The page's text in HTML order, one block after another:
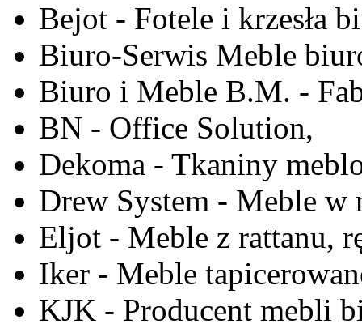
Bejot - Fotele i krzesła
Biuro-Serwis Meble
Biuro i Meble B.M. -
BN - Office Solution,
Dekoma - Tkaniny
Drew System - Meble w
Eljot - Meble z rattanu,
Iker - Meble
KJK - Producent mebli